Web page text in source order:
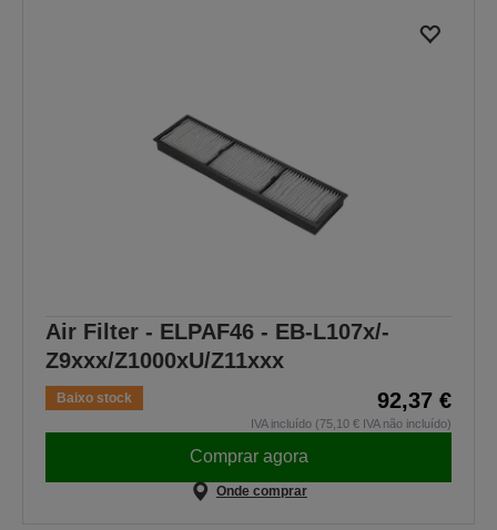
Air Filter - ELPAF46 - EB-L107x/-
Z9xxx/Z1000xU/Z11xxx
Baixo stock 92,37 €
IVA incluído (75,10 € IVA não incluído)
Comprar agora
Onde comprar